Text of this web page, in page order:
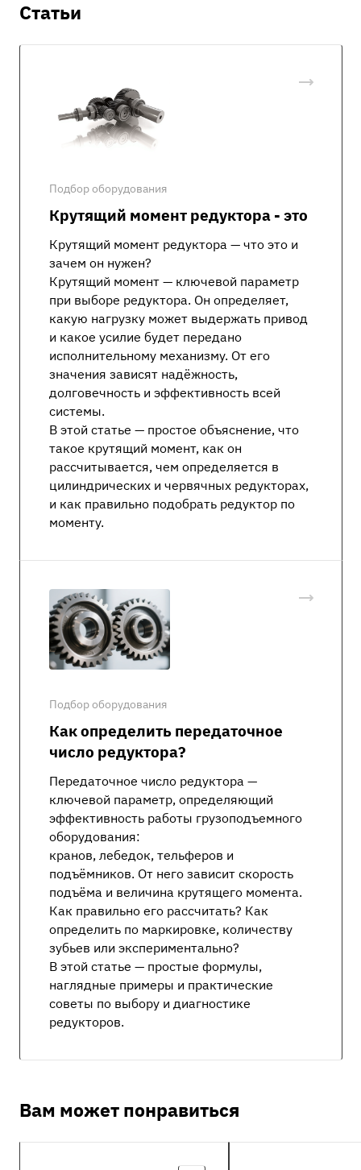
Статьи
Подбор оборудования
Крутящий момент редуктора - это
Крутящий момент редуктора — что это и
зачем он нужен?
Крутящий момент — ключевой параметр
при выборе редуктора. Он определяет,
какую нагрузку может выдержать привод
и какое усилие будет передано
исполнительному механизму. От его
значения зависят надёжность,
долговечность и эффективность всей
системы.
В этой статье — простое объяснение, что
такое крутящий момент, как он
рассчитывается, чем определяется в
цилиндрических и червячных редукторах,
и как правильно подобрать редуктор по
моменту.
Подбор оборудования
Как определить передаточное
число редуктора?
Передаточное число редуктора —
ключевой параметр, определяющий
эффективность работы грузоподъемного
оборудования:
кранов, лебедок, тельферов и
подъёмников. От него зависит скорость
подъёма и величина крутящего момента.
Как правильно его рассчитать? Как
определить по маркировке, количеству
зубьев или экспериментально?
В этой статье — простые формулы,
наглядные примеры и практические
советы по выбору и диагностике
редукторов.
Вам может понравиться